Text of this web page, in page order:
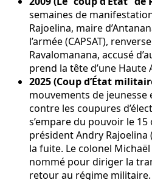
semaines de
Rajoelina, maire
l’armée (CAPSAT),
Ravalomanana, accusé
prend la tête d’une
2025 (Coup d’État
mouvements de
contre les coupures
s’empare du pouvoir le
président Andry
la fuite. Le colonel
nommé pour diriger la
retour au régime militaire.